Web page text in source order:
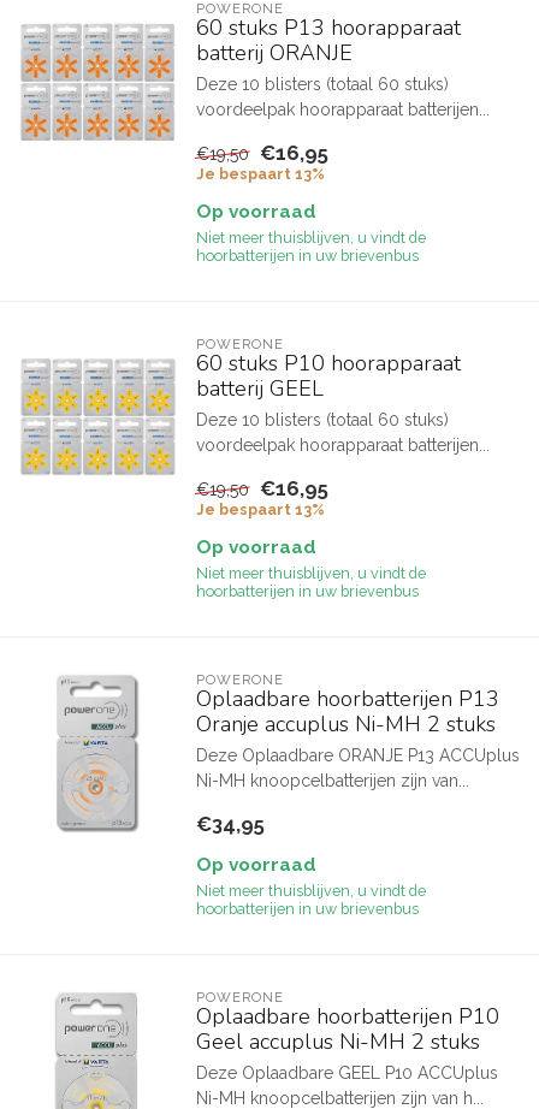
POWERONE
60 stuks P13 hoorapparaat
batterij ORANJE
Deze 10 blisters (totaal 60 stuks)
voordeelpak hoorapparaat batterijen...
€19,50 €16,95
Je bespaart 13%
Op voorraad
Niet meer thuisblijven, u vindt de
hoorbatterijen in uw brievenbus
POWERONE
60 stuks P10 hoorapparaat
batterij GEEL
Deze 10 blisters (totaal 60 stuks)
voordeelpak hoorapparaat batterijen...
€19,50 €16,95
Je bespaart 13%
Op voorraad
Niet meer thuisblijven, u vindt de
hoorbatterijen in uw brievenbus
POWERONE
Oplaadbare hoorbatterijen P13
Oranje accuplus Ni-MH 2 stuks
Deze Oplaadbare ORANJE P13 ACCUplus
Ni-MH knoopcelbatterijen zijn van...
€34,95
Op voorraad
Niet meer thuisblijven, u vindt de
hoorbatterijen in uw brievenbus
POWERONE
Oplaadbare hoorbatterijen P10
Geel accuplus Ni-MH 2 stuks
Deze Oplaadbare GEEL P10 ACCUplus
Ni-MH knoopcelbatterijen zijn van h...